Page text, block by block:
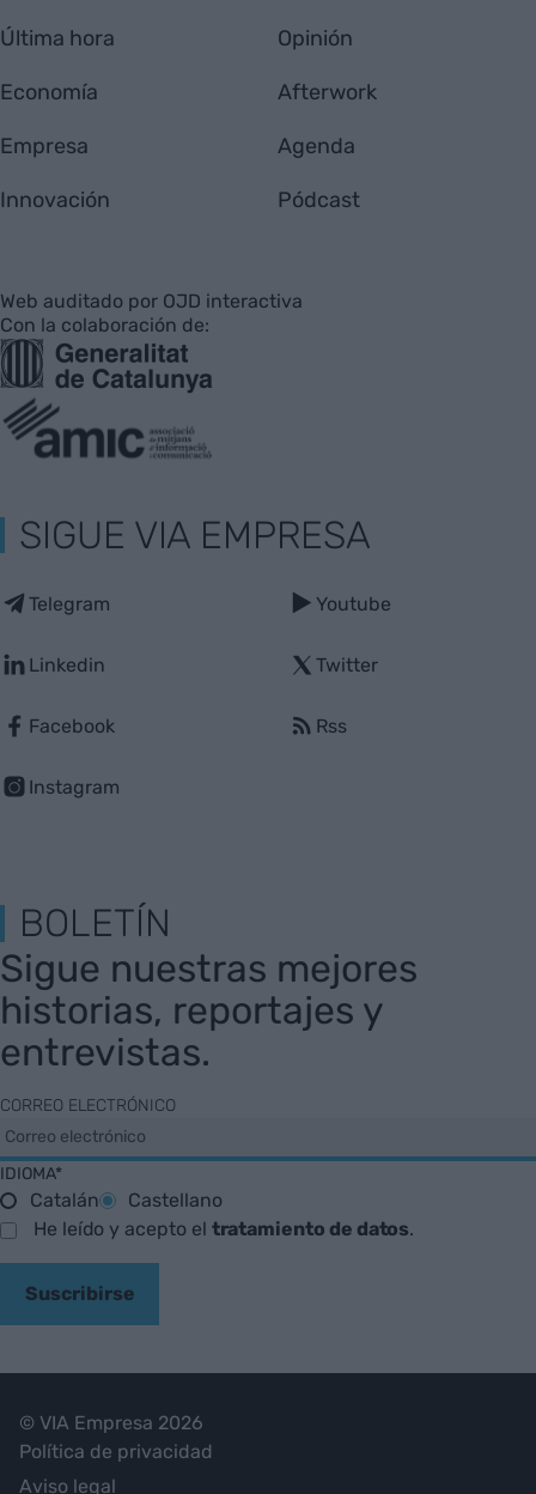
Última hora
Economía
Empresa
Innovación
Opinión
Afterwork
Agenda
Pódcast
Web auditado por OJD interactiva
Con la colaboración de:
SIGUE VIA EMPRESA
Telegram
Linkedin
Facebook
Instagram
Youtube
Twitter
Rss
BOLETÍN
Sigue nuestras mejores
historias, reportajes y
entrevistas.
CORREO ELECTRÓNICO
IDIOMA*
Catalán
Castellano
He leído y acepto el tratamiento de datos.
Suscribirse
© VIA Empresa 2026
Política de privacidad
Aviso legal